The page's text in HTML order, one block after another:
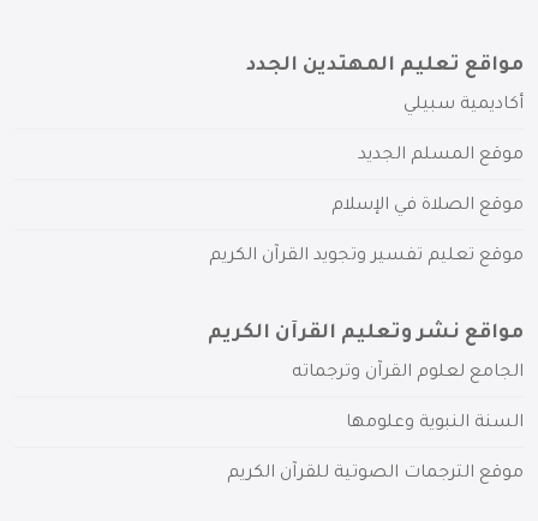
مواقع تعليم المهتدين الجدد
أكاديمية سبيلي
موقع المسلم الجديد
موقع الصلاة في الإسلام
موقع تعليم تفسير وتجويد القرآن الكريم
مواقع نشر وتعليم القرآن الكريم
الجامع لعلوم القرآن وترجماته
السنة النبوية وعلومها
موقع الترجمات الصوتية للقرآن الكريم